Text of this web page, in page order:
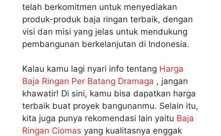
telah berkomitmen untuk menyediakan
produk-produk baja ringan terbaik, dengan
visi dan misi yang jelas untuk mendukung
pembangunan berkelanjutan di Indonesia.
Kalau kamu lagi nyari info tentang Harga
Baja Ringan Per Batang Dramaga , jangan
khawatir! Di sini, kamu bisa dapatkan harga
terbaik buat proyek bangunanmu. Selain itu,
kita juga punya rekomendasi lain yaitu Baja
Ringan Ciomas yang kualitasnya enggak